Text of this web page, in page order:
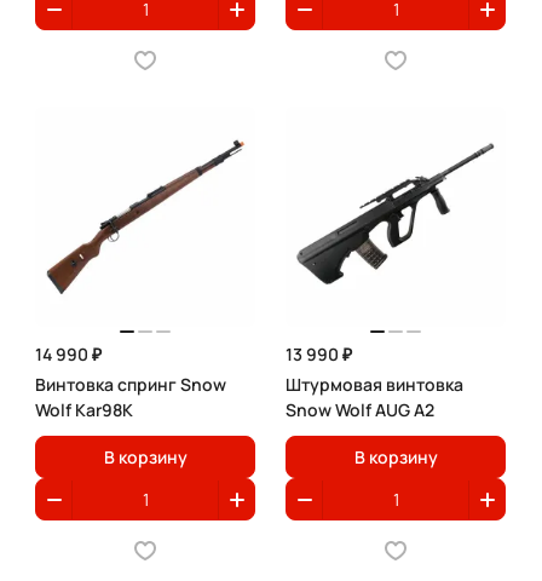
14 990 ₽
Винтовка спринг Snow
Wolf Kar98K
В корзину
13 990 ₽
Штурмовая винтовка
Snow Wolf AUG A2
В корзину